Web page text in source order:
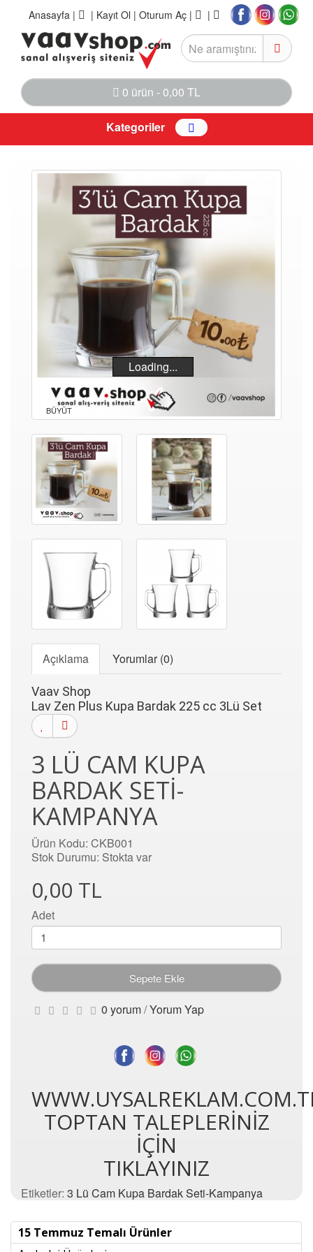
Anasayfa | | Kayıt Ol | Oturum Aç | |
0 ürün - 0,00 TL
Kategoriler
Loading...
BÜYÜT
Açıklama Yorumlar (0)
Vaav Shop
Lav Zen Plus Kupa Bardak 225 cc 3Lü Set
3 LÜ CAM KUPA
BARDAK SETI-
KAMPANYA
Ürün Kodu: CKB001
Stok Durumu: Stokta var
0,00 TL
Adet
Sepete Ekle
0 yorum/Yorum Yap
TOPTAN TALEPLERİNİZ
İÇİN
TIKLAYINIZ
Etiketler: 3 Lü Cam Kupa Bardak Seti-Kampanya
15 Temmuz Temalı Ürünler